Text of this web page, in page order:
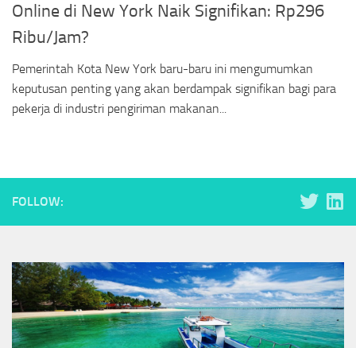
Online di New York Naik Signifikan: Rp296
Ribu/Jam?
Pemerintah Kota New York baru-baru ini mengumumkan
keputusan penting yang akan berdampak signifikan bagi para
pekerja di industri pengiriman makanan...
FOLLOW: